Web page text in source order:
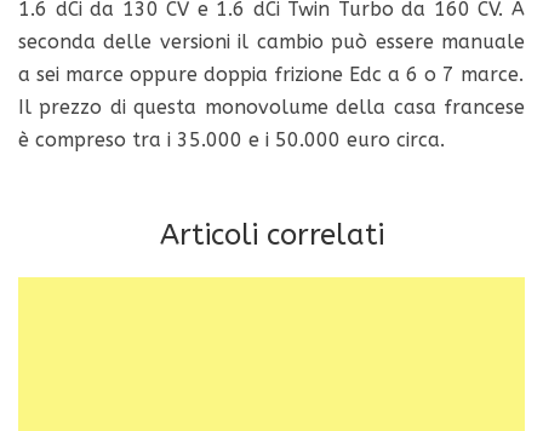
1.6 dCi da 130 CV e 1.6 dCi Twin Turbo da 160 CV. A
seconda delle versioni il cambio può essere manuale
a sei marce oppure doppia frizione Edc a 6 o 7 marce.
Il prezzo di questa monovolume della casa francese
è compreso tra i 35.000 e i 50.000 euro circa.
Articoli correlati